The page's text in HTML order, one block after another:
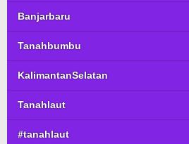
Banjarbaru
Tanahbumbu
KalimantanSelatan
Tanahlaut
#tanahlaut